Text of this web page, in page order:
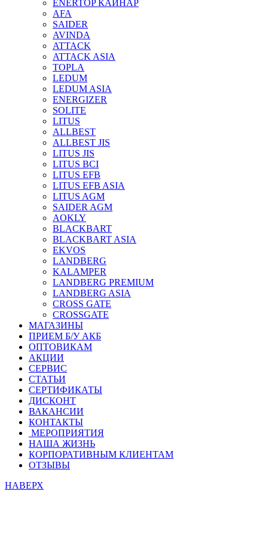
ENERTOP КАЙНАР
AFA
SAIDER
AVINDA
ATTACK
ATTACK ASIA
TOPLA
LEDUM
LEDUM ASIA
ENERGIZER
SOLITE
LITUS
ALLBEST
ALLBEST JIS
LITUS JIS
LITUS BCI
LITUS EFB
LITUS EFB ASIA
LITUS AGM
SAIDER AGM
AOKLY
BLACKBART
BLACKBART ASIA
EKVOS
LANDBERG
KALAMPER
LANDBERG PREMIUM
LANDBERG ASIA
CROSS GATE
CROSSGATE
МАГАЗИНЫ
ПРИЕМ Б/У АКБ
ОПТОВИКАМ
АКЦИИ
СЕРВИС
СТАТЬИ
СЕРТИФИКАТЫ
ДИСКОНТ
ВАКАНСИИ
КОНТАКТЫ
МЕРОПРИЯТИЯ
НАША ЖИЗНЬ
КОРПОРАТИВНЫМ КЛИЕНТАМ
ОТЗЫВЫ
НАВЕРХ